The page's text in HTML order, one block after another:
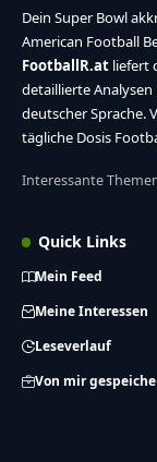
Dein Super Bowl
American Football
FootballR.at liefert
detaillierte Analysen
deutscher Sprache.
tägliche Dosis
Interessante
Quick Links
Mein Feed
Meine Interessen
Leseverlauf
Von mir